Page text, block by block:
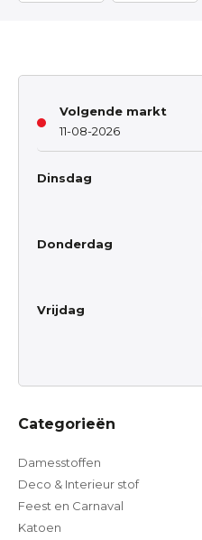
Volgende markt
11-08-2026
Dinsdag
Donderdag
Vrijdag
Categorieën
Damesstoffen
Deco & Interieur stof
Feest en Carnaval
Katoen